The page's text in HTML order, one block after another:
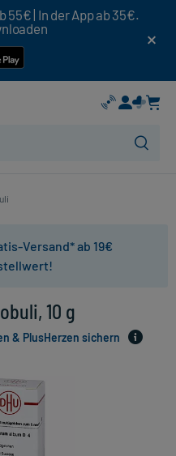
55€ | In der App ab 35€.
Versand* ab 19€
10 g
& PlusHerzen sichern